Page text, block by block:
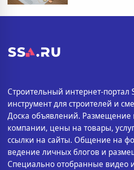
Строительный интернет-портал
инструмент для строителей и
Доска объявлений.
компании, цены на товары,
ссылки на сайты. Общение на
ведение личных блогов и
Специально отобранные видео